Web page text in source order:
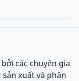
các chuyên gia
xuất và phân